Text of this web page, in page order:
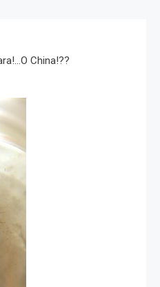
China!??